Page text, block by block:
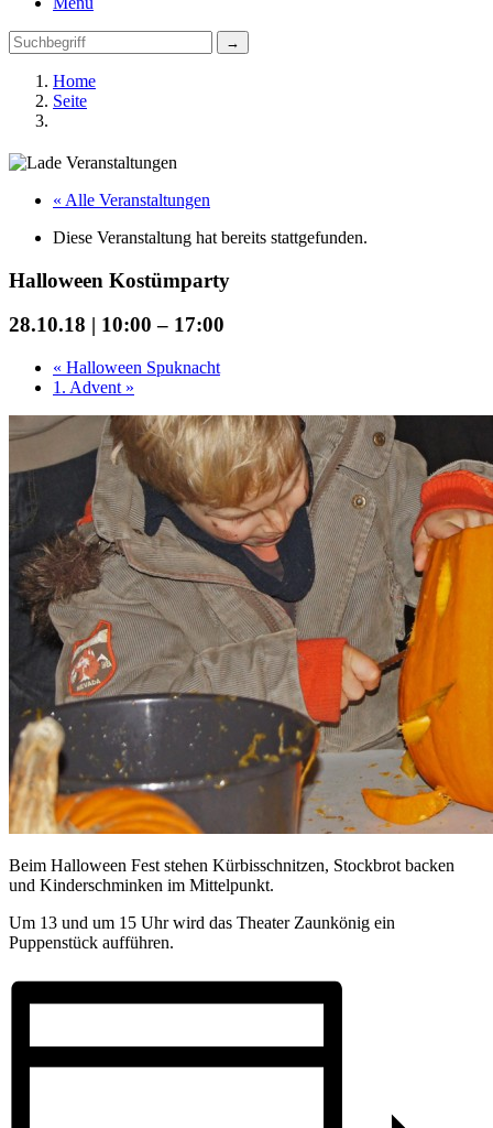
Home
Seite
« Alle Veranstaltungen
Diese Veranstaltung hat bereits stattgefunden.
Halloween Kostümparty
28.10.18 | 10:00 – 17:00
« Halloween Spuknacht
1. Advent »
Beim Halloween Fest stehen Kürbisschnitzen, Stockbrot backen
und Kinderschminken im Mittelpunkt.
Um 13 und um 15 Uhr wird das Theater Zaunkönig ein
Puppenstück aufführen.